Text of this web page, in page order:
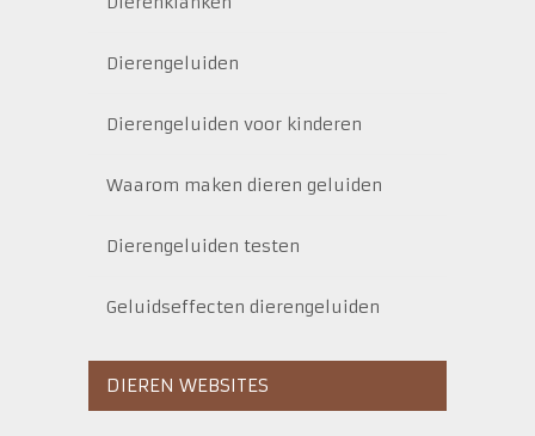
Dierengeluiden
Dierengeluiden voor kinderen
Waarom maken dieren geluiden
Dierengeluiden testen
Geluidseffecten dierengeluiden
DIEREN WEBSITES